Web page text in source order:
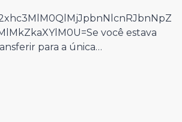
você estava
para a única…